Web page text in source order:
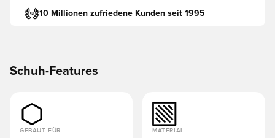
10 Millionen zufriedene Kunden seit 1995
Schuh-Features
GEBAUT FÜR MATERIAL